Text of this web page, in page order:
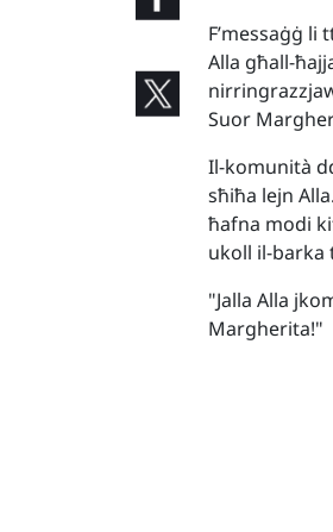
F’messaġġ
Alla għall-
Suor
Il-komunità
sħiħa lejn
ħafna modi
ukoll il-barka
"Jalla Alla
Margherita!"